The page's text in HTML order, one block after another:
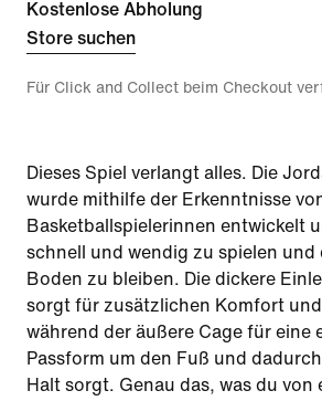
Kostenlose Abholung
Store suchen
Für Click and Collect beim Checkout
Dieses Spiel verlangt alles. Die
wurde mithilfe der Erkenntnisse
Basketballspielerinnen entwickelt
schnell und wendig zu spielen und
Boden zu bleiben. Die dickere
sorgt für zusätzlichen Komfort
während der äußere Cage für eine
Passform um den Fuß und
Halt sorgt. Genau das, was du von